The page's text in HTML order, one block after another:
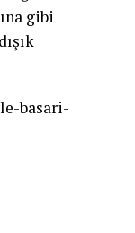
gibi
basari-